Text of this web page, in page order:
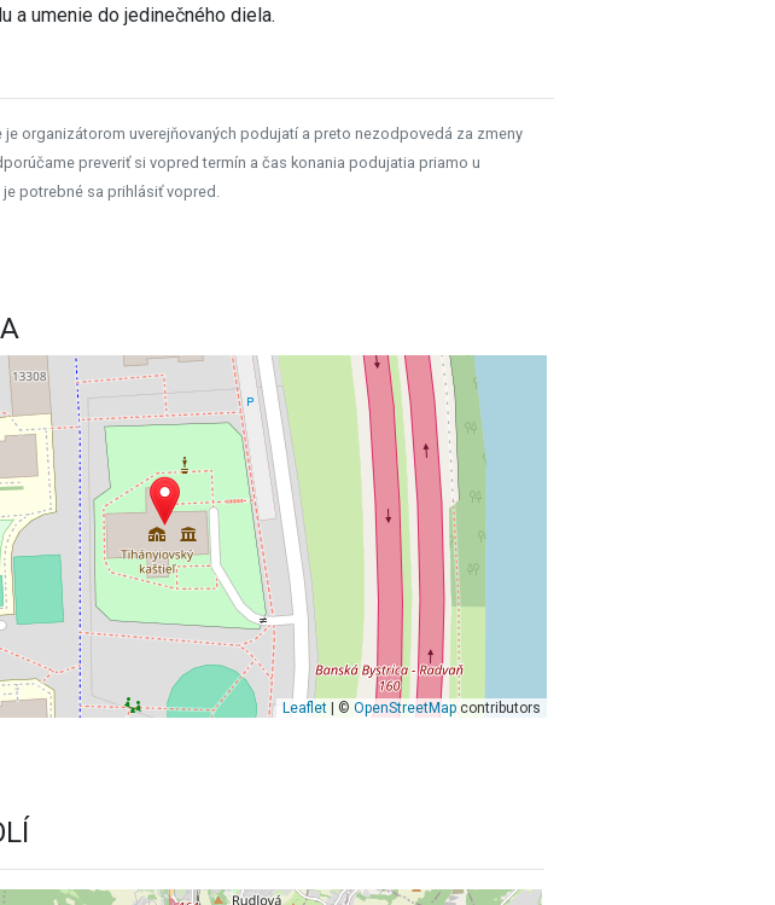
a umenie do jedinečného diela.
je organizátorom uverejňovaných podujatí a preto nezodpovedá za zmeny
preveriť si vopred termín a čas konania podujatia priamo u
potrebné sa prihlásiť vopred.
Leaflet| © OpenStreetMapcontributors